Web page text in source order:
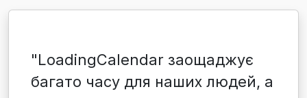
"LoadingCalendar заощаджує
багато часу для наших людей, а